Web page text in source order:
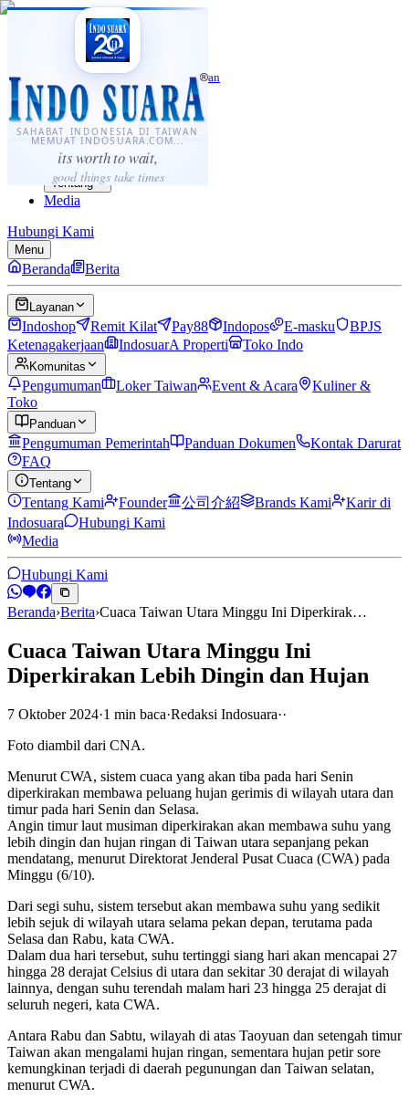
SAHABAT INDONESIA DI TAIWAN
MEMUAT INDOSUARA.COM...
its worth to wait,
good things take times
·...
⌘K
Sahabat Indonesia di Taiwan
Berita
Layanan
Komunitas
Panduan
Tentang
Media
Hubungi Kami
Menu
Beranda Berita
Layanan
Indoshop Remit Kilat Pay88 Indopos E-masku
BPJS
Ketenagakerjaan
IndosuarA Properti Toko Indo
Komunitas
Pengumuman Loker Taiwan Event & Acara
Kuliner &
Toko
Panduan
Pengumuman Pemerintah Panduan Dokumen
Kontak Darurat
FAQ
Tentang
Tentang Kami Founder 公司介紹 Brands Kami
Karir di
Indosuara
Hubungi Kami
Media
Hubungi Kami
Beranda›Berita›Cuaca Taiwan Utara Minggu Ini Diperkirak…
Cuaca Taiwan Utara Minggu Ini
Diperkirakan Lebih Dingin dan Hujan
7 Oktober 2024·1 min baca·Redaksi Indosuara··
Foto diambil dari CNA.
Menurut CWA, sistem cuaca yang akan tiba pada hari Senin
diperkirakan membawa peluang hujan gerimis di wilayah utara dan
timur pada hari Senin dan Selasa.
Angin timur laut musiman diperkirakan akan membawa suhu yang
lebih dingin dan hujan ringan di Taiwan utara sepanjang pekan
mendatang, menurut Direktorat Jenderal Pusat Cuaca (CWA) pada
Minggu (6/10).
Dari segi suhu, sistem tersebut akan membawa suhu yang sedikit
lebih sejuk di wilayah utara selama pekan depan, terutama pada
Selasa dan Rabu, kata CWA.
Dalam dua hari tersebut, suhu tertinggi siang hari akan mencapai 27
hingga 28 derajat Celsius di utara dan sekitar 30 derajat di wilayah
lainnya, dengan suhu terendah malam hari 23 hingga 25 derajat di
seluruh negeri, kata CWA.
Antara Rabu dan Sabtu, wilayah di atas Taoyuan dan setengah timur
Taiwan akan mengalami hujan ringan, sementara hujan petir sore
kemungkinan terjadi di daerah pegunungan dan Taiwan selatan,
menurut CWA.